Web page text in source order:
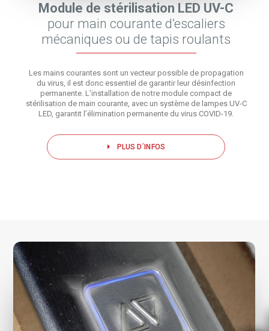
Module de stérilisation LED UV-C
pour main courante d’escaliers
mécaniques ou de tapis roulants
Les mains courantes sont un vecteur possible de propagation
du virus, il est donc essentiel de garantir leur désinfection
permanente. L’installation de notre module compact de
stérilisation de main courante, avec un système de lampes UV-C
LED, garantit l’élimination permanente du virus COVID-19.
PLUS D´INFOS